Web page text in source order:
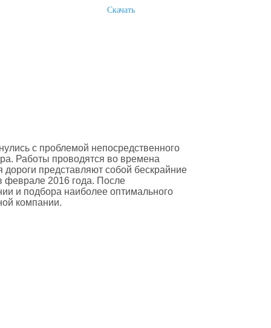
Скачать
с проблемой непосредственного
Работы проводятся во времена
дороги представляют собой бескрайние
феврале 2016 года. После
и подбора наиболее оптимального
компании.